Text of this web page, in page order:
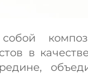
в